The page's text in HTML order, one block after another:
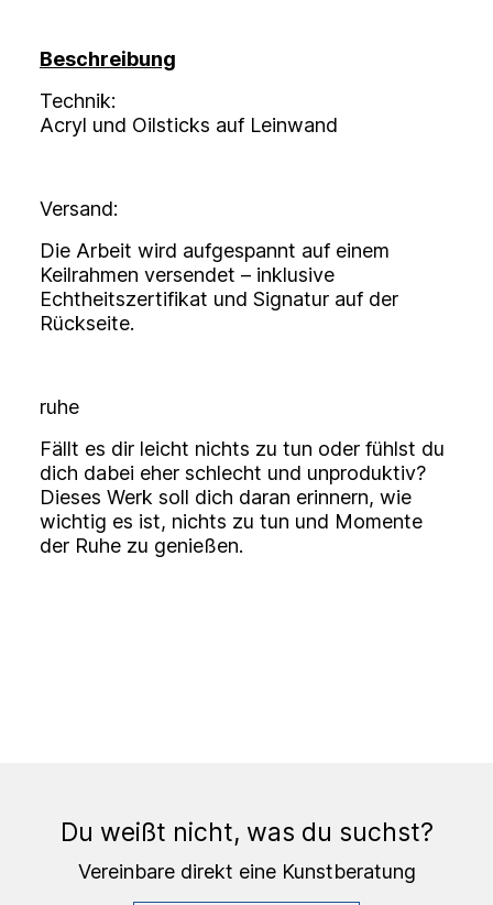
Beschreibung
Technik:
Acryl und Oilsticks auf Leinwand
Versand:
Die Arbeit wird aufgespannt auf einem
Keilrahmen versendet – inklusive
Echtheitszertifikat und Signatur auf der
Rückseite.
ruhe
Fällt es dir leicht nichts zu tun oder fühlst du
dich dabei eher schlecht und unproduktiv?
Dieses Werk soll dich daran erinnern, wie
wichtig es ist, nichts zu tun und Momente
der Ruhe zu genießen.
Du weißt nicht, was du suchst?
Vereinbare direkt eine Kunstberatung